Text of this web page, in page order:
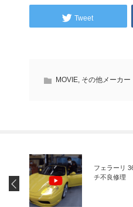
Tweet
MOVIE, その他メーカー
フェラーリ
チ不良修理